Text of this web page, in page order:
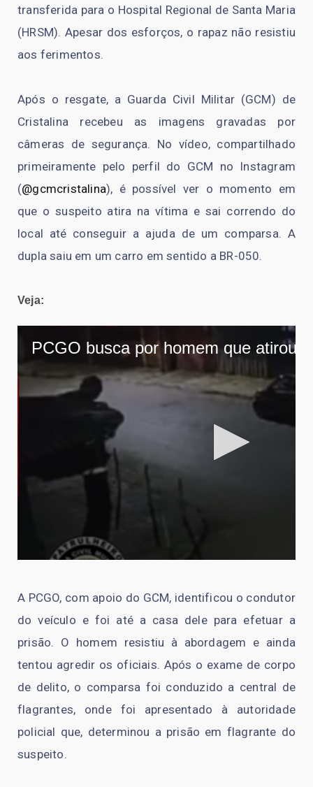
transferida para o Hospital Regional de Santa Maria
(HRSM). Apesar dos esforços, o rapaz não resistiu
aos ferimentos.
Após o resgate, a Guarda Civil Militar (GCM) de
Cristalina recebeu as imagens gravadas por
câmeras de segurança. No vídeo, compartilhado
primeiramente pelo perfil do GCM no Instagram
(@gcmcristalina), é possível ver o momento em
que o suspeito atira na vítima e sai correndo do
local até conseguir a ajuda de um comparsa. A
dupla saiu em um carro em sentido a BR-050.
Veja:
A PCGO, com apoio do GCM, identificou o condutor
do veículo e foi até a casa dele para efetuar a
prisão. O homem resistiu à abordagem e ainda
tentou agredir os oficiais. Após o exame de corpo
de delito, o comparsa foi conduzido a central de
flagrantes, onde foi apresentado à autoridade
policial que, determinou a prisão em flagrante do
suspeito.